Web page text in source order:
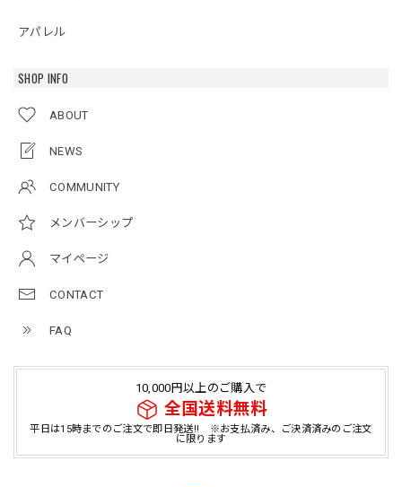
アパレル
SHOP INFO
ABOUT
NEWS
COMMUNITY
メンバーシップ
マイページ
CONTACT
FAQ
10,000円以上のご購入で
全国送料無料
平日は15時までのご注文で即日発送!! ※お支払済み、ご決済済みのご注文
に限ります